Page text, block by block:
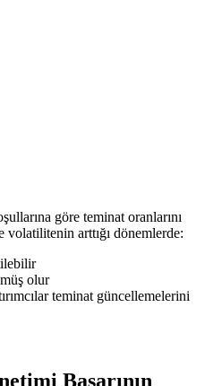
göre teminat oranlarını
arttığı dönemlerde:
olur
teminat güncellemelerini
Başarının